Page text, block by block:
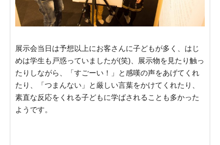
展示会当日は予想以上にお客さんに子どもが多く、はじ
めは学生も戸惑っていましたが(笑)、展示物を見たり触っ
たりしながら、「すごーい！」と感嘆の声をあげてくれ
たり、「つまんない」と厳しい言葉をかけてくれたり、
素直な反応をくれる子どもに学ばされることも多かった
ようです。